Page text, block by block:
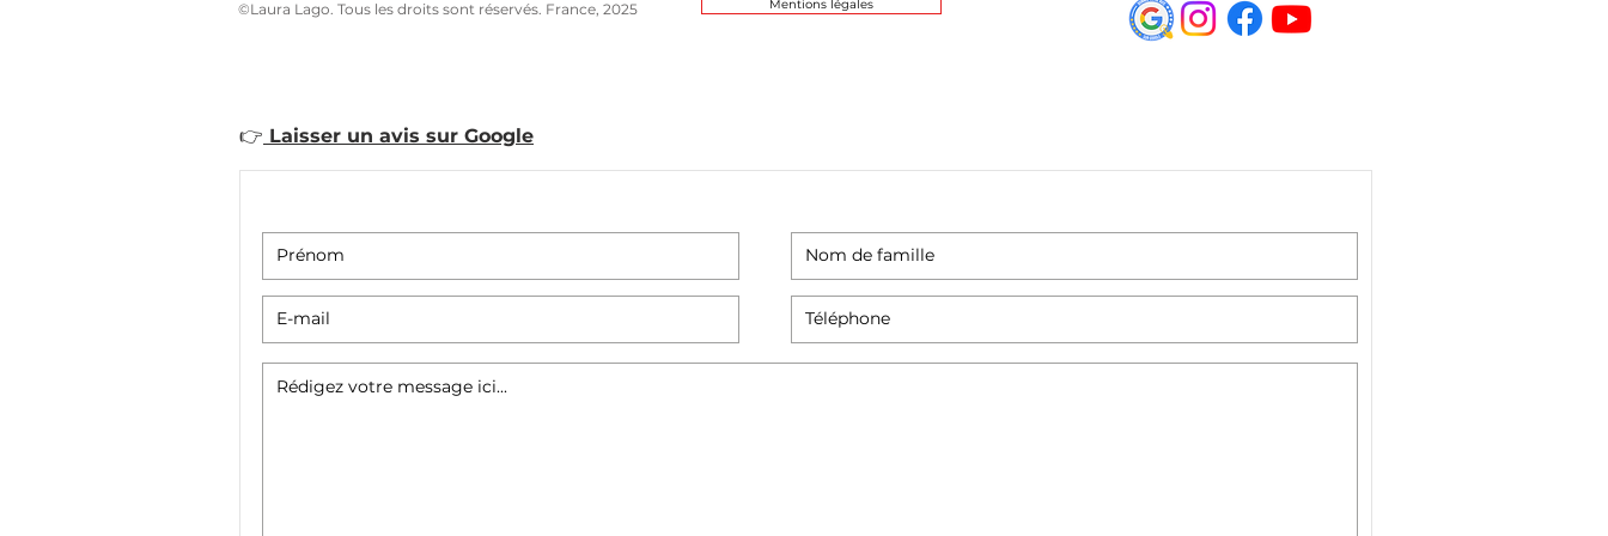
©Laura Lago. Tous les droits sont réservés. France, 2025 Mentions légales
👉 Laisser un avis sur Google